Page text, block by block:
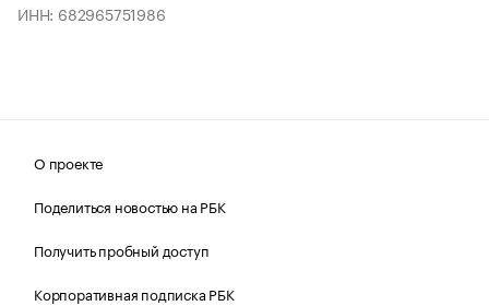
ИНН: 682965751986
О проекте
Поделиться новостью на РБК
Получить пробный доступ
Корпоративная подписка РБК